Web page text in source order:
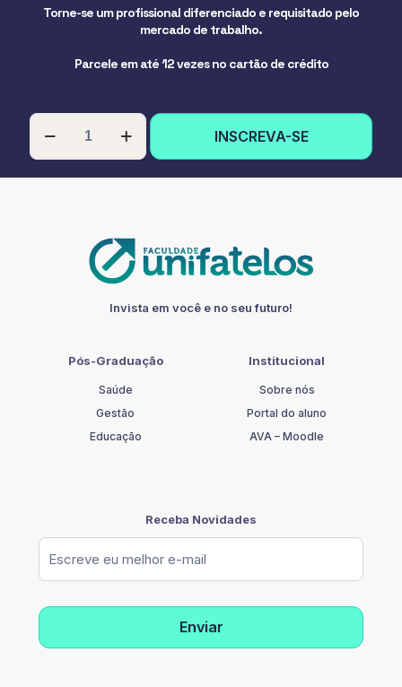
Torne-se um profissional diferenciado e requisitado pelo
mercado de trabalho.
Parcele em até 12 vezes no cartão de crédito
PÓS-
GRADUAÇÃO
EM
TRABALHO
PEDAGÓGICO
INSCREVA-SE
Invista em você e no seu futuro!
Pós-Graduação
Saúde
Gestão
Educação
Institucional
Sobre nós
Portal do aluno
AVA – Moodle
Receba Novidades